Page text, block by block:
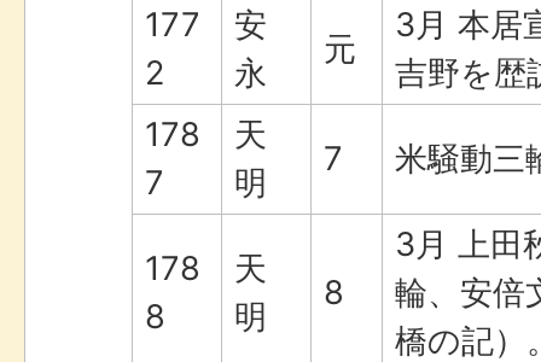
177
2
安
永
元
3月 本居
吉野を歴
178
7
天
明
7 米騒動三
178
8
天
明
8
3月 上田
輪、安倍
橋の記）